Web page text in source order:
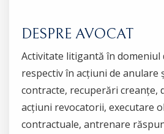
DESPRE AVOCAT
Activitate litigantă în domeniul
respectiv în acțiuni de anulare
contracte, recuperări creanțe,
acțiuni revocatorii, executare
contractuale, antrenare